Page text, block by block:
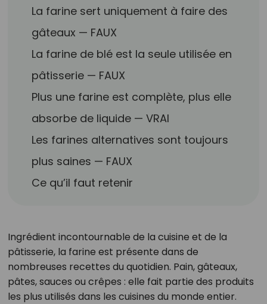
La farine sert uniquement à faire des
gâteaux — FAUX
La farine de blé est la seule utilisée en
pâtisserie — FAUX
Plus une farine est complète, plus elle
absorbe de liquide — VRAI
Les farines alternatives sont toujours
plus saines — FAUX
Ce qu’il faut retenir
Ingrédient incontournable de la cuisine et de la
pâtisserie, la farine est présente dans de
nombreuses recettes du quotidien. Pain, gâteaux,
pâtes, sauces ou crêpes : elle fait partie des produits
les plus utilisés dans les cuisines du monde entier.